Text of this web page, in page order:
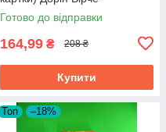
Готово до відправки
164,99 ₴ 208 ₴
Купити
Топ –18%